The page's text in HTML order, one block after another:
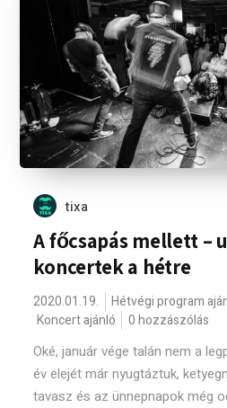
tixa
A főcsapás mellett –
koncertek a hétre
2020.01.19. Hétvégi program
Koncert ajánló
0 hozzászólás
Oké, január vége talán nem a
év elejét már nyugtáztuk,
tavasz és az ünnepnapok még